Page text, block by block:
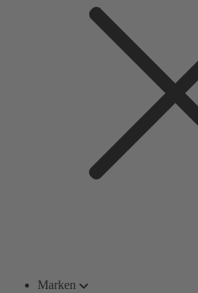
Marken